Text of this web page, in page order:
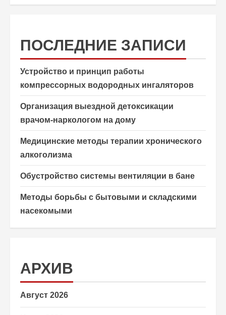
ПОСЛЕДНИЕ ЗАПИСИ
Устройство и принцип работы
компрессорных водородных ингаляторов
Организация выездной детоксикации
врачом-наркологом на дому
Медицинские методы терапии хронического
алкоголизма
Обустройство системы вентиляции в бане
Методы борьбы с бытовыми и складскими
насекомыми
АРХИВ
Август 2026